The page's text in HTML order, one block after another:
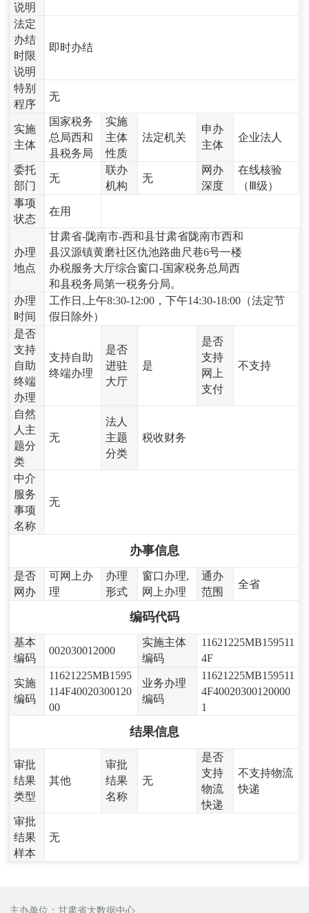
说明
法定
办结
时限
说明
即时办结
特别
程序
无
实施
主体
国家税务
总局西和
县税务局
实施
主体
性质
法定机关
申办
主体
企业法人
委托
部门
无
联办
机构
无
网办
深度
在线核验
（Ⅲ级）
事项
状态
在用
办理
地点
甘肃省-陇南市-西和县甘肃省陇南市西和
县汉源镇黄磨社区仇池路曲尺巷6号一楼
办税服务大厅综合窗口-国家税务总局西
和县税务局第一税务分局。
办理
时间
工作日,上午8:30-12:00，下午14:30-18:00（法定节
假日除外）
是否
支持
自助
终端
办理
支持自助
终端办理
是否
进驻
大厅
是
是否
支持
网上
支付
不支持
自然
人主
题分
类
无
法人
主题
分类
税收财务
中介
服务
事项
名称
无
办事信息
是否
网办
可网上办
理
办理
形式
窗口办理,
网上办理
通办
范围
全省
编码代码
基本
编码
002030012000
实施主体
编码
11621225MB159511
4F
实施
编码
11621225MB1595
114F40020300120
00
业务办理
编码
11621225MB159511
4F40020300120000
1
结果信息
审批
结果
类型
其他
审批
结果
名称
无
是否
支持
物流
快递
不支持物流
快递
审批
结果
样本
无
主办单位：甘肃省大数据中心